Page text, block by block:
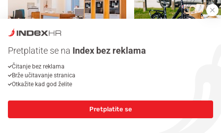
Mjesecima planiramo novu
kuhinju, a jednu važnu odluku
donesemo u samo deset minuta
Što povezuje Lexus i
NAJČITANIJE
Pretplatite se na Index bez reklama
Čitanje bez reklama
Brže učitavanje stranica
Otkažite kad god želite
Pretplatite se